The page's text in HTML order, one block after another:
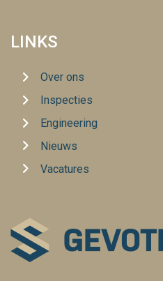
LINKS
Over ons
Inspecties
Engineering
Nieuws
Vacatures